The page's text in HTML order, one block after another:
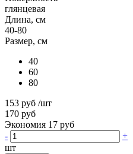
глянцевая
Длина, см
40-80
Размер, см
40
60
80
153 руб /шт
170 руб
Экономия 17 руб
-
+
шт